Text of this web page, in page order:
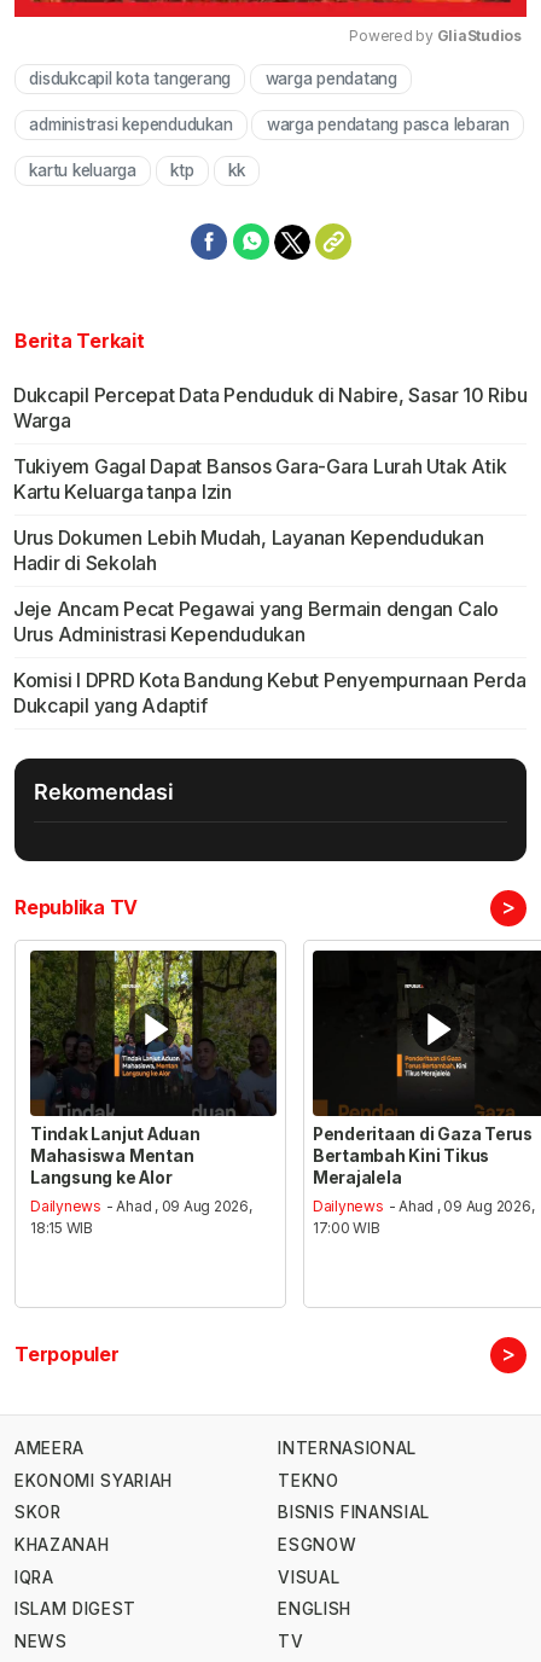
Powered by GliaStudios
disdukcapil kota tangerang warga pendatang
administrasi kependudukan warga pendatang pasca lebaran
kartu keluarga ktp kk
Berita Terkait
Dukcapil Percepat Data Penduduk di Nabire, Sasar 10 Ribu
Warga
Tukiyem Gagal Dapat Bansos Gara-Gara Lurah Utak Atik
Kartu Keluarga tanpa Izin
Urus Dokumen Lebih Mudah, Layanan Kependudukan
Hadir di Sekolah
Jeje Ancam Pecat Pegawai yang Bermain dengan Calo
Urus Administrasi Kependudukan
Komisi I DPRD Kota Bandung Kebut Penyempurnaan Perda
Dukcapil yang Adaptif
Rekomendasi
Republika TV >
Tindak Lanjut Aduan
Mahasiswa Mentan
Langsung ke Alor
Dailynews - Ahad , 09 Aug 2026,
18:15 WIB
Penderitaan di Gaza Terus
Bertambah Kini Tikus
Merajalela
Dailynews - Ahad , 09 Aug 2026,
17:00 WIB
Terpopuler >
AMEERA
EKONOMI SYARIAH
SKOR
KHAZANAH
IQRA
ISLAM DIGEST
NEWS
INTERNASIONAL
TEKNO
BISNIS FINANSIAL
ESGNOW
VISUAL
ENGLISH
TV